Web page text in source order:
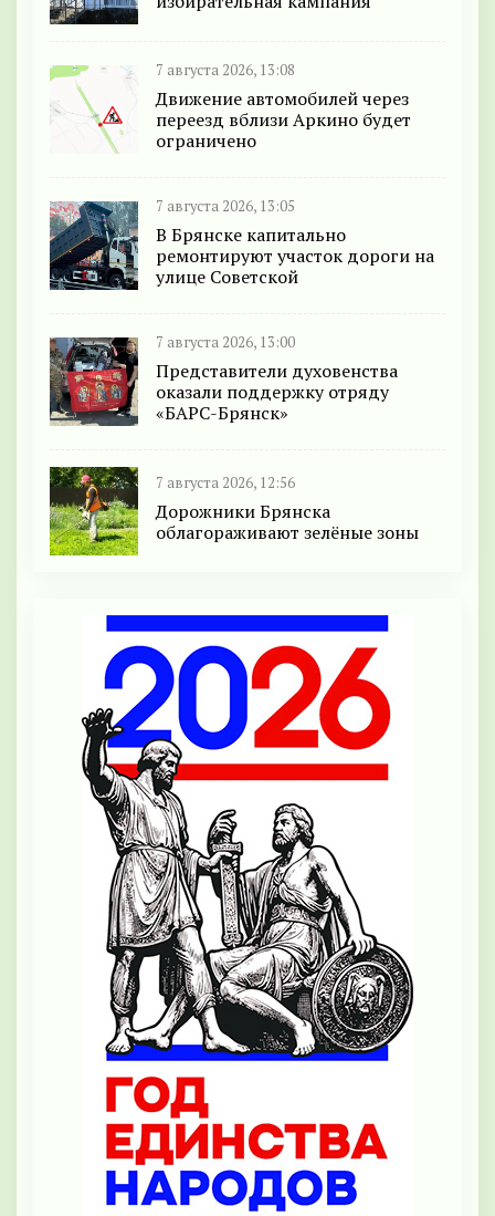
7 августа 2026, 13:08
Движение автомобилей через
переезд вблизи Аркино будет
ограничено
7 августа 2026, 13:05
В Брянске капитально
ремонтируют участок дороги на
улице Советской
7 августа 2026, 13:00
Представители духовенства
оказали поддержку отряду
«БАРС-Брянск»
7 августа 2026, 12:56
Дорожники Брянска
облагораживают зелёные зоны